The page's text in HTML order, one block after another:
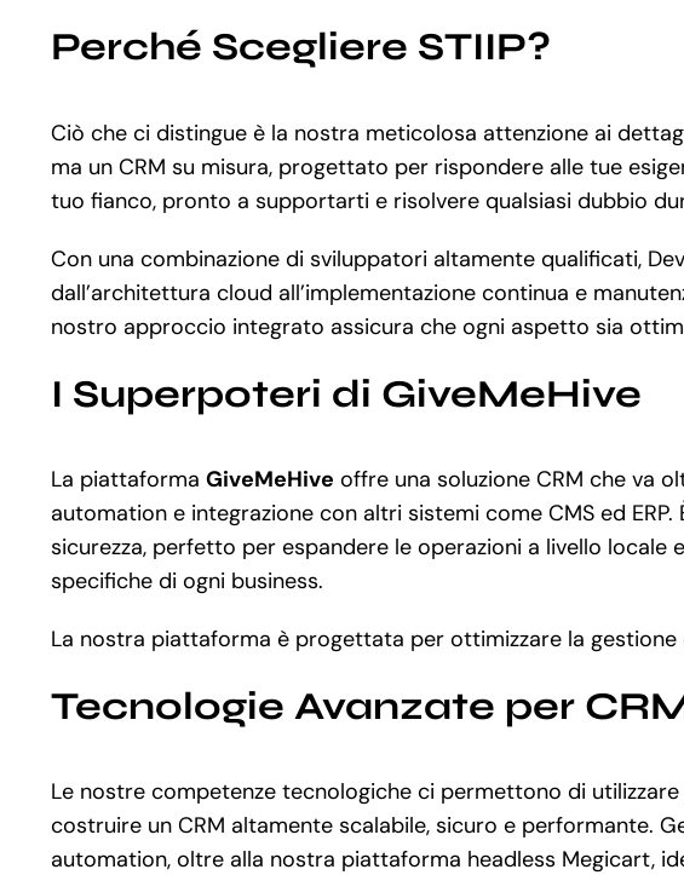
Perché Scegliere STIIP?
Ciò che ci distingue è la nostra meticolosa attenzione ai
ma un CRM su misura, progettato per rispondere alle tue
tuo fianco, pronto a supportarti e risolvere qualsiasi dubbio
Con una combinazione di sviluppatori altamente qualificati,
dall’architettura cloud all’implementazione continua e
nostro approccio integrato assicura che ogni aspetto sia
I Superpoteri di GiveMeHive
La piattaforma GiveMeHive offre una soluzione CRM che va
automation e integrazione con altri sistemi come CMS ed
sicurezza, perfetto per espandere le operazioni a livello
specifiche di ogni business.
La nostra piattaforma è progettata per ottimizzare la gestione
Tecnologie Avanzate per
Le nostre competenze tecnologiche ci permettono di
costruire un CRM altamente scalabile, sicuro e performante.
automation, oltre alla nostra piattaforma headless Megicart,